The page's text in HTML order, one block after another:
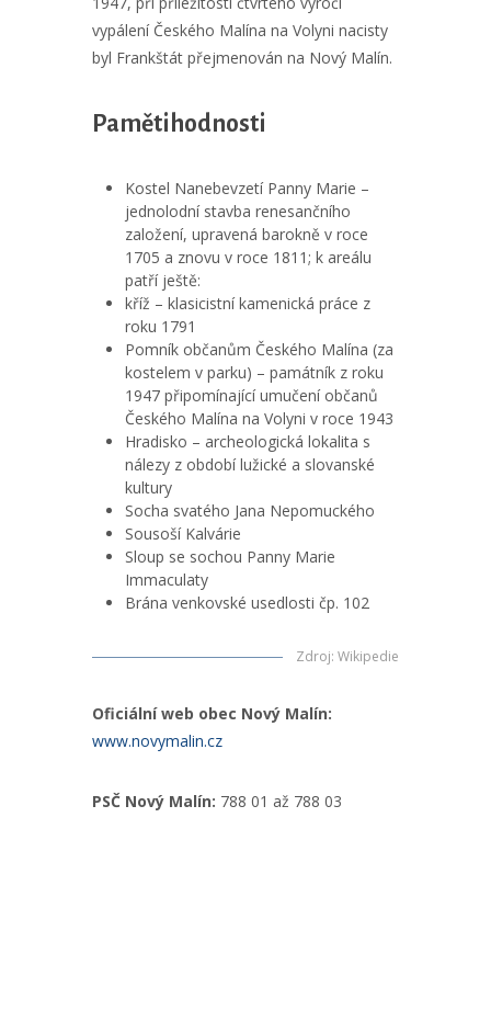
vypálení Českého Malína na Volyni nacisty
byl Frankštát přejmenován na Nový Malín.
Pamětihodnosti
Kostel Nanebevzetí Panny Marie –
jednolodní stavba renesančního
založení, upravená barokně v roce
1705 a znovu v roce 1811; k areálu
patří ještě:
kříž – klasicistní kamenická práce z
roku 1791
Pomník občanům Českého Malína (za
kostelem v parku) – památník z roku
1947 připomínající umučení občanů
Českého Malína na Volyni v roce 1943
Hradisko – archeologická lokalita s
nálezy z období lužické a slovanské
kultury
Socha svatého Jana Nepomuckého
Sousoší Kalvárie
Sloup se sochou Panny Marie
Immaculaty
Brána venkovské usedlosti čp. 102
Zdroj: Wikipedie
Oficiální web obec Nový Malín:
www.novymalin.cz
PSČ Nový Malín: 788 01 až 788 03